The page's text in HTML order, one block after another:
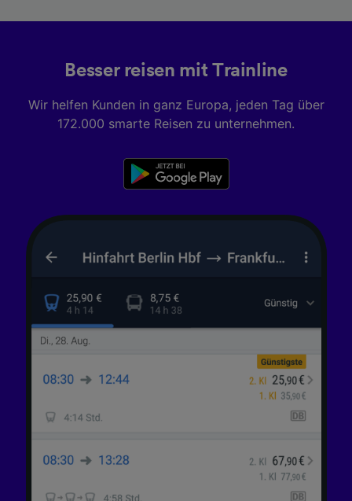
Besser reisen mit Trainline
Wir helfen Kunden in ganz Europa, jeden Tag über
172.000 smarte Reisen zu unternehmen.